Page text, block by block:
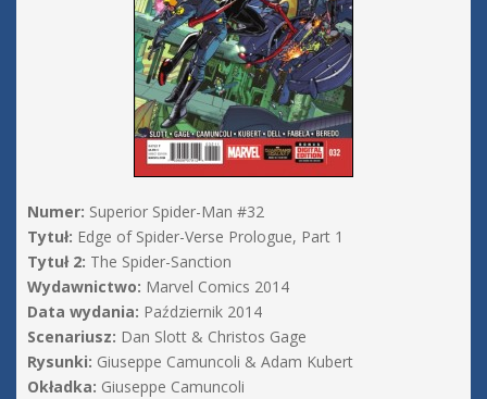
Numer: Superior Spider-Man #32
Tytuł: Edge of Spider-Verse Prologue, Part 1
Tytuł 2: The Spider-Sanction
Wydawnictwo: Marvel Comics 2014
Data wydania: Październik 2014
Scenariusz: Dan Slott & Christos Gage
Rysunki: Giuseppe Camuncoli & Adam Kubert
Okładka: Giuseppe Camuncoli